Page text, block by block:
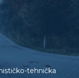
tehnička